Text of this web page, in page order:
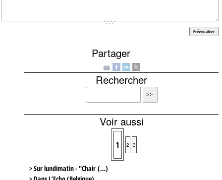
Partager
Rechercher
Voir aussi
1 2 3
> Sur lundimatin - "Chair (…)